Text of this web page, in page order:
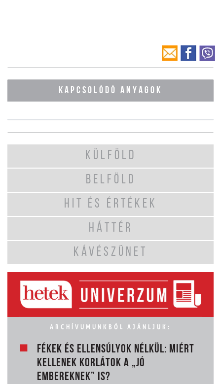
KAPCSOLÓDÓ ANYAGOK
KÜLFÖLD
BELFÖLD
HIT ÉS ÉRTÉKEK
HÁTTÉR
KÁVÉSZÜNET
ARCHÍVUMUNKBÓL AJÁNLJUK:
FÉKEK ÉS ELLENSÚLYOK NÉLKÜL: MIÉRT
KELLENEK KORLÁTOK A „JÓ
EMBEREKNEK” IS?